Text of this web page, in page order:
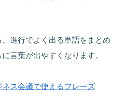
進行でよく出る単語をまとめ
言葉が出やすくなります。
ネス会議で使えるフレーズ